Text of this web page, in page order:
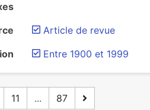
Article de revue
Entre 1900 et 1999
11 ... 87